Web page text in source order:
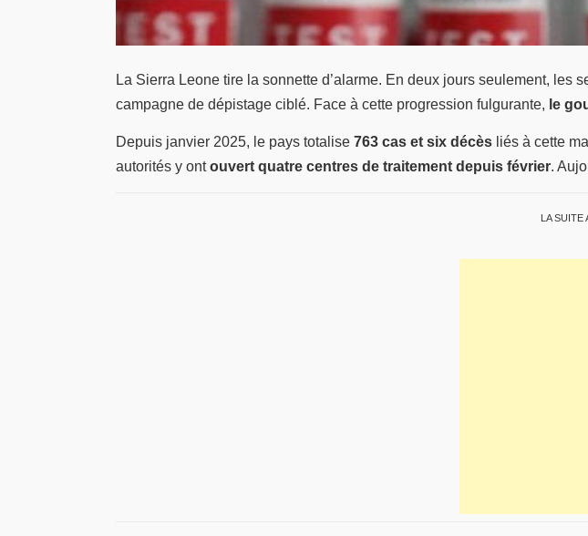
La Sierra Leone tire la sonnette d’alarme. En deux jours seulement, les
campagne de dépistage ciblé. Face à cette progression fulgurante, le
Depuis janvier 2025, le pays totalise 763 cas et six décès liés à cette
autorités y ontouvert quatre centres de traitement depuis février.
LA SUITE